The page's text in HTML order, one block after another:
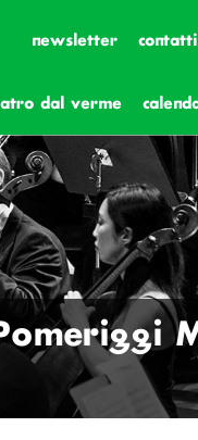
newsletter contatti
dal verme